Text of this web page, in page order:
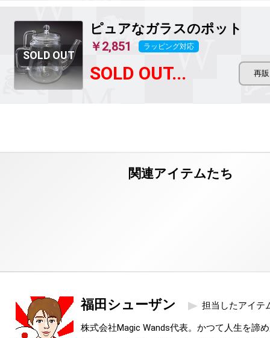
ピュアなガラスのポット
￥2,851 ラッピング対応
SOLD OUT...
福田シューザン 担当したアイテ
株式会社Magic Wands代表。かつて人生を諦